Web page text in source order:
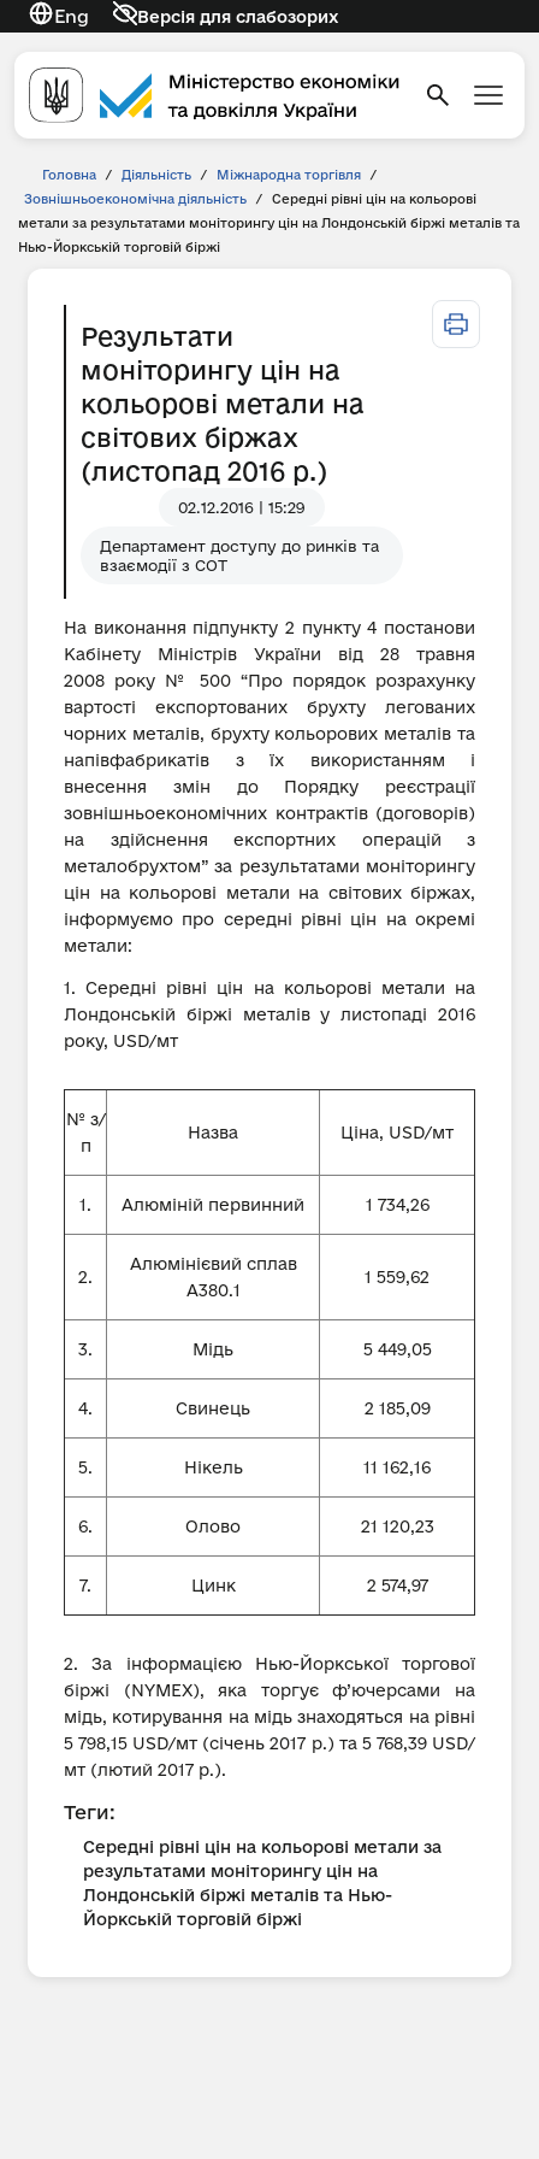
Eng Версія для слабозорих
Головна / Діяльність / Міжнародна торгівля
/
Зовнішньоекономічна діяльність
/
Середні рівні цін на кольорові
метали за результатами моніторингу цін на Лондонській біржі металів та
Нью-Йоркській торговій біржі
Результати
моніторингу цін на
кольорові метали на
світових біржах
(листопад 2016 р.)
02.12.2016 | 15:29
Департамент доступу до ринків та
взаємодії з СОТ
На виконання підпункту 2 пункту 4 постанови
Кабінету Міністрів України від 28 травня
2008 року № 500 “Про порядок розрахунку
вартості експортованих брухту легованих
чорних металів, брухту кольорових металів та
напівфабрикатів з їх використанням і
внесення змін до Порядку реєстрації
зовнішньоекономічних контрактів (договорів)
на здійснення експортних операцій з
металобрухтом” за результатами моніторингу
цін на кольорові метали на світових біржах,
інформуємо про середні рівні цін на окремі
метали:
1. Середні рівні цін на кольорові метали на
Лондонській біржі металів у листопаді 2016
року, USD/мт
№ з/
п
Назва Ціна, USD/мт
1. Алюміній первинний 1 734,26
2.
Алюмінієвий сплав
А380.1
1 559,62
3. Мідь 5 449,05
4. Свинець 2 185,09
5. Нікель 11 162,16
6. Олово 21 120,23
7. Цинк 2 574,97
2. За інформацією Нью-Йоркської торгової
біржі (NYMEX), яка торгує ф’ючерсами на
мідь, котирування на мідь знаходяться на рівні
5 798,15 USD/мт (січень 2017 р.) та 5 768,39 USD/
мт (лютий 2017 р.).
Теги:
Середні рівні цін на кольорові метали за
результатами моніторингу цін на
Лондонській біржі металів та Нью-
Йоркській торговій біржі